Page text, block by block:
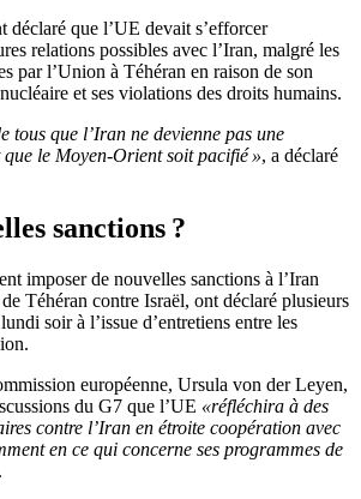
déclaré que l’UE devait s’efforcer
relations possibles avec l’Iran, malgré les
par l’Union à Téhéran en raison de son
et ses violations des droits humains.
tous que l’Iran ne devienne pas une
le Moyen-Orient soit pacifié », a déclaré
sanctions ?
imposer de nouvelles sanctions à l’Iran
Téhéran contre Israël, ont déclaré plusieurs
soir à l’issue d’entretiens entre les
européenne, Ursula von der Leyen,
du G7 que l’UE «réfléchira à des
contre l’Iran en étroite coopération avec
en ce qui concerne ses programmes de
.